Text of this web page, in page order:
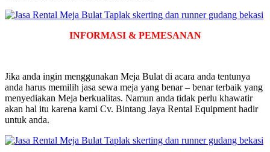
INFORMASI & PEMESANAN
Jika anda ingin menggunakan Meja Bulat di acara anda tentunya
anda harus memilih jasa sewa meja yang benar – benar terbaik yang
menyediakan Meja berkualitas. Namun anda tidak perlu khawatir
akan hal itu karena kami Cv. Bintang Jaya Rental Equipment hadir
untuk anda.